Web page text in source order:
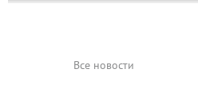
Все новости